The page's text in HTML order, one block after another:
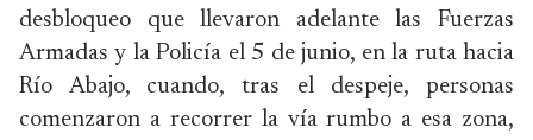
desbloqueo que llevaron adelante las Fuerzas
Armadas y la Policía el 5 de junio, en la ruta hacia
Río Abajo, cuando, tras el despeje, personas
comenzaron a recorrer la vía rumbo a esa zona,